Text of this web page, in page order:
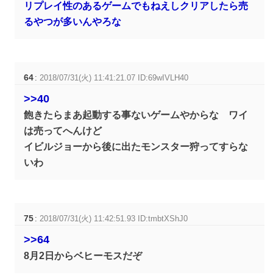
リプレイ性のあるゲームでもねえしクリアしたら売
るやつが多いんやろな
64 :2018/07/31(火) 11:41:21.07 ID:69wIVLH40
>>40
飽きたらまあ起動する事ないゲームやからな ワイ
は売ってへんけど
イビルジョーから後に出たモンスター狩ってすらな
いわ
75 :2018/07/31(火) 11:42:51.93 ID:tmbtXShJ0
>>64
8月2日からベヒーモスだぞ